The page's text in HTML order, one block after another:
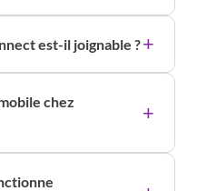
est-il joignable ?
chez